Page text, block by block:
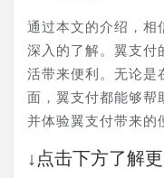
通过本文的介绍，相
深入的了解。翼支付
活带来便利。无论是
面，翼支付都能够帮
并体验翼支付带来的
↓点击下方了解